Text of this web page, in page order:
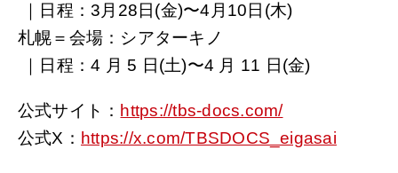
｜日程：3月28日(金)〜4月10日(木)
札幌＝会場：シアターキノ
｜日程：4 月 5 日(土)〜4 月 11 日(金)
公式サイト： https://tbs-docs.com/
公式X： https://x.com/TBSDOCS_eigasai